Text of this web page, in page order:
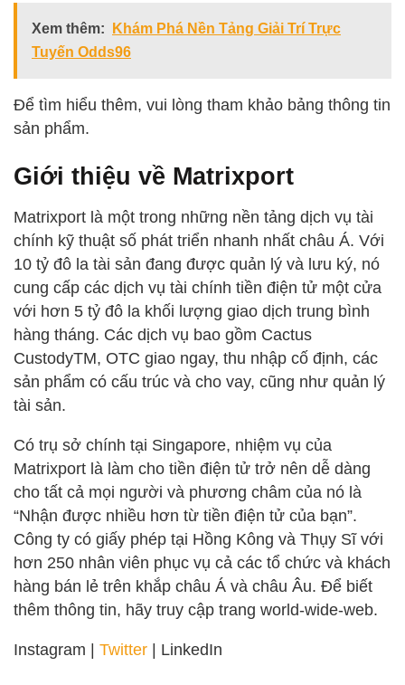
Xem thêm:
Khám Phá Nền Tảng Giải Trí Trực
Tuyến Odds96
Để tìm hiểu thêm, vui lòng tham khảo bảng thông tin
sản phẩm.
Giới thiệu về Matrixport
Matrixport là một trong những nền tảng dịch vụ tài
chính kỹ thuật số phát triển nhanh nhất châu Á. Với
10 tỷ đô la tài sản đang được quản lý và lưu ký, nó
cung cấp các dịch vụ tài chính tiền điện tử một cửa
với hơn 5 tỷ đô la khối lượng giao dịch trung bình
hàng tháng. Các dịch vụ bao gồm Cactus
CustodyTM, OTC giao ngay, thu nhập cố định, các
sản phẩm có cấu trúc và cho vay, cũng như quản lý
tài sản.
Có trụ sở chính tại Singapore, nhiệm vụ của
Matrixport là làm cho tiền điện tử trở nên dễ dàng
cho tất cả mọi người và phương châm của nó là
“Nhận được nhiều hơn từ tiền điện tử của bạn”.
Công ty có giấy phép tại Hồng Kông và Thụy Sĩ với
hơn 250 nhân viên phục vụ cả các tổ chức và khách
hàng bán lẻ trên khắp châu Á và châu Âu. Để biết
thêm thông tin, hãy truy cập trang world-wide-web.
Instagram | Twitter | LinkedIn